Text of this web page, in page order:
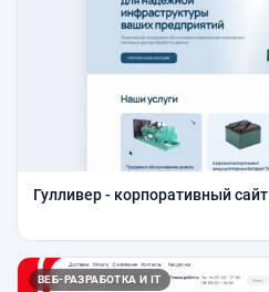
Гулливер - корпоративный сайт
ВЕБ-РАЗРАБОТКА И IT